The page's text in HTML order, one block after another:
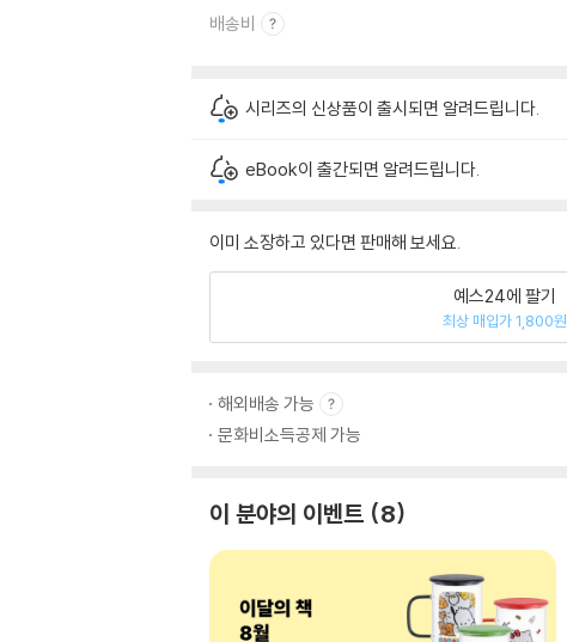
배송비
시리즈의 신상품이 출시되면 알려드립니다.
eBook이 출간되면 알려드립니다.
이미 소장하고 있다면 판매해 보세요.
예스24에 팔기
최상 매입가 1,800원
해외배송 가능
문화비소득공제 가능
이 분야의 이벤트 8